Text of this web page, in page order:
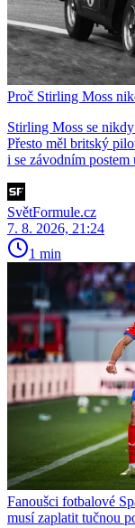
Proč Stirling Moss
Stirling Moss se
Přesto měl britský
i se závodním postem
SvětFormule.cz
7. 8. 2026, 21:24
1 min
Fanoušci fotbalové
musí zaplatit tučnou